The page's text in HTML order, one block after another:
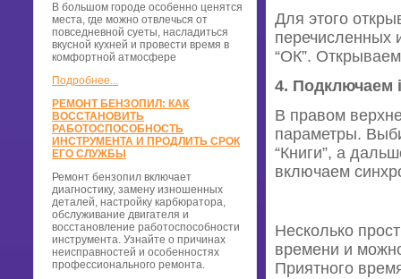
В большом городе особенно ценятся
места, где можно отвлечься от
повседневной суеты, насладиться
вкусной кухней и провести время в
комфортной атмосфере
Подробнее...
РЕМОНТ БЕНЗОПИЛ: КАК
ВОССТАНОВИТЬ
РАБОТОСПОСОБНОСТЬ
ИНСТРУМЕНТА И ПРОДЛИТЬ СРОК
ЕГО СЛУЖБЫ
Ремонт бензопил включает
диагностику, замену изношенных
деталей, настройку карбюратора,
обслуживание двигателя и
восстановление работоспособности
инструмента. Узнайте о причинах
неисправностей и особенностях
профессионального ремонта.
Для этого
перечисленных
“ОК”.
4. Подключаем
В правом
параметры.
“Книги”, а
включаем
Несколько
времени и
Приятного